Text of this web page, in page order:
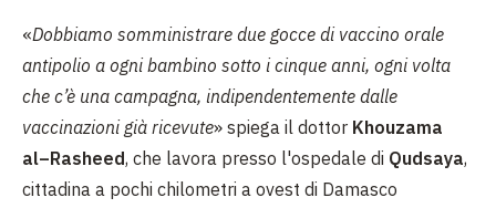
«Dobbiamo somministrare due gocce di vaccino orale
antipolio a ogni bambino sotto i cinque anni, ogni volta
che c’è una campagna, indipendentemente dalle
vaccinazioni già ricevute» spiega il dottor Khouzama
al–Rasheed, che lavora presso l'ospedale di Qudsaya,
cittadina a pochi chilometri a ovest di Damasco